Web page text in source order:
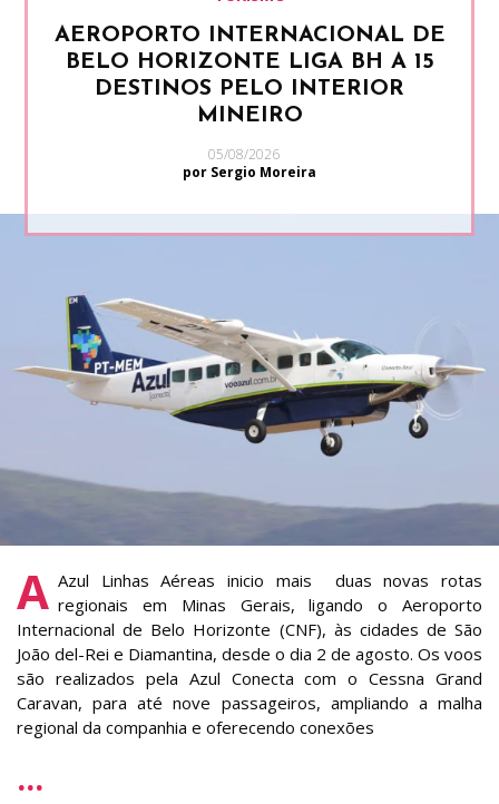
AEROPORTO INTERNACIONAL DE
BELO HORIZONTE LIGA BH A 15
DESTINOS PELO INTERIOR
MINEIRO
05/08/2026
por Sergio Moreira
A Azul Linhas Aéreas inicio mais duas novas rotas
regionais em Minas Gerais, ligando o Aeroporto
Internacional de Belo Horizonte (CNF), às cidades de São
João del-Rei e Diamantina, desde o dia 2 de agosto. Os voos
são realizados pela Azul Conecta com o Cessna Grand
Caravan, para até nove passageiros, ampliando a malha
regional da companhia e oferecendo conexões